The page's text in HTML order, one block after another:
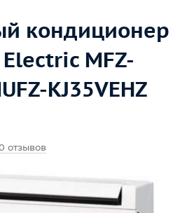
кондиционер
MFZ-
KJ35VEHZ
отзывов